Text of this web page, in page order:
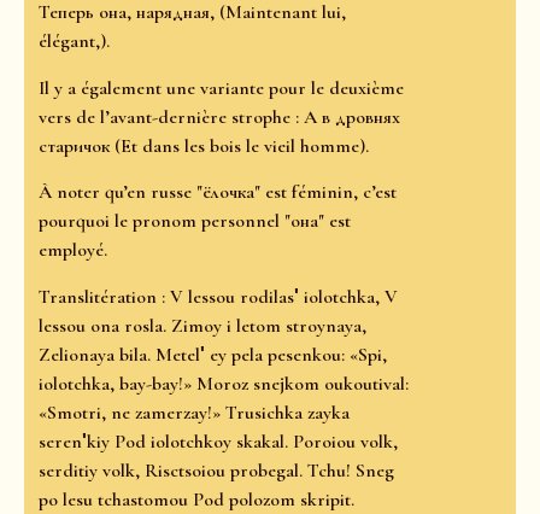
Теперь она, нарядная, (Maintenant lui,
élégant,).
Il y a également une variante pour le deuxième
vers de l’avant-dernière strophe : А в дровнях
старичок (Et dans les bois le vieil homme).
À noter qu’en russe "ёлочка" est féminin, c’est
pourquoi le pronom personnel "она" est
employé.
Translitération : V lessou rodilasʹ iolotchka, V
lessou ona rosla. Zimoy i letom stroynaya,
Zelionaya bila. Metelʹ ey pela pesenkou: «Spi,
iolotchka, bay-bay!» Moroz snejkom oukoutival:
«Smotri, ne zamerzay!» Trusichka zayka
serenʹkiy Pod iolotchkoy skakal. Poroiou volk,
serditiy volk, Risctsoiou probegal. Tchu! Sneg
po lesu tchastomou Pod polozom skripit.